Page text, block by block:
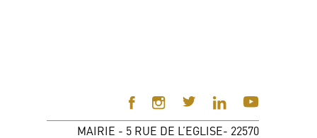
MAIRIE - 5 RUE DE L’EGLISE- 22570